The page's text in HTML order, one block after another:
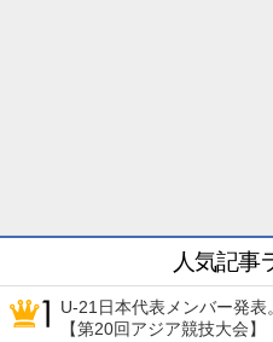
人気記事
U-21日本代表メンバー発
【第20回アジア競技大会】